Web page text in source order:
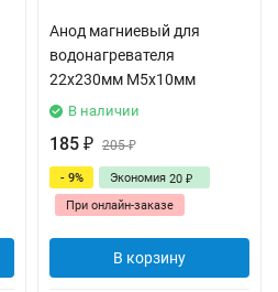
Анод магниевый для
водонагревателя
22х230мм M5x10мм
В наличии
185 ₽ 205₽
- 9% Экономия 20 ₽
При онлайн-заказе
В корзину